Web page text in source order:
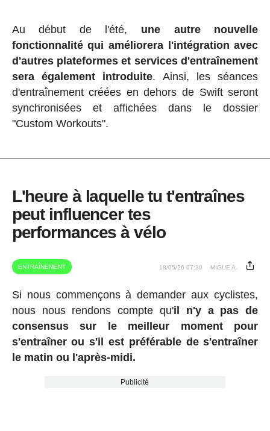
Au début de l'été, une autre nouvelle
fonctionnalité qui améliorera l'intégration avec
d'autres plateformes et services d'entraînement
sera également introduite. Ainsi, les séances
d'entraînement créées en dehors de Swift seront
synchronisées et affichées dans le dossier
"Custom Workouts".
L'heure à laquelle tu t'entraînes
peut influencer tes
performances à vélo
ENTRAÎNEMENT 18/05/26 07:30 MIGUE A.
Si nous commençons à demander aux cyclistes,
nous nous rendons compte qu'il n'y a pas de
consensus sur le meilleur moment pour
s'entraîner ou s'il est préférable de s'entraîner
le matin ou l'après-midi.
Publicité